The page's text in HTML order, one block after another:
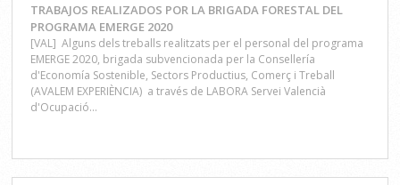
TRABAJOS REALIZADOS POR LA BRIGADA FORESTAL DEL
PROGRAMA EMERGE 2020
[VAL] Alguns dels treballs realitzats per el personal del programa
EMERGE 2020, brigada subvencionada per la Consellería
d'Economía Sostenible, Sectors Productius, Comerç i Treball
(AVALEM EXPERIÈNCIA) a través de LABORA Servei Valencià
d'Ocupació...